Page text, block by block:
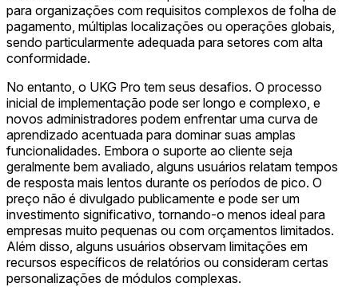
para organizações com requisitos complexos de folha de
pagamento, múltiplas localizações ou operações globais,
sendo particularmente adequada para setores com alta
conformidade.
No entanto, o UKG Pro tem seus desafios. O processo
inicial de implementação pode ser longo e complexo, e
novos administradores podem enfrentar uma curva de
aprendizado acentuada para dominar suas amplas
funcionalidades. Embora o suporte ao cliente seja
geralmente bem avaliado, alguns usuários relatam tempos
de resposta mais lentos durante os períodos de pico. O
preço não é divulgado publicamente e pode ser um
investimento significativo, tornando-o menos ideal para
empresas muito pequenas ou com orçamentos limitados.
Além disso, alguns usuários observam limitações em
recursos específicos de relatórios ou consideram certas
personalizações de módulos complexas.